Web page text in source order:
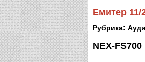
Емитер 11/
Рубрика:
NEX-